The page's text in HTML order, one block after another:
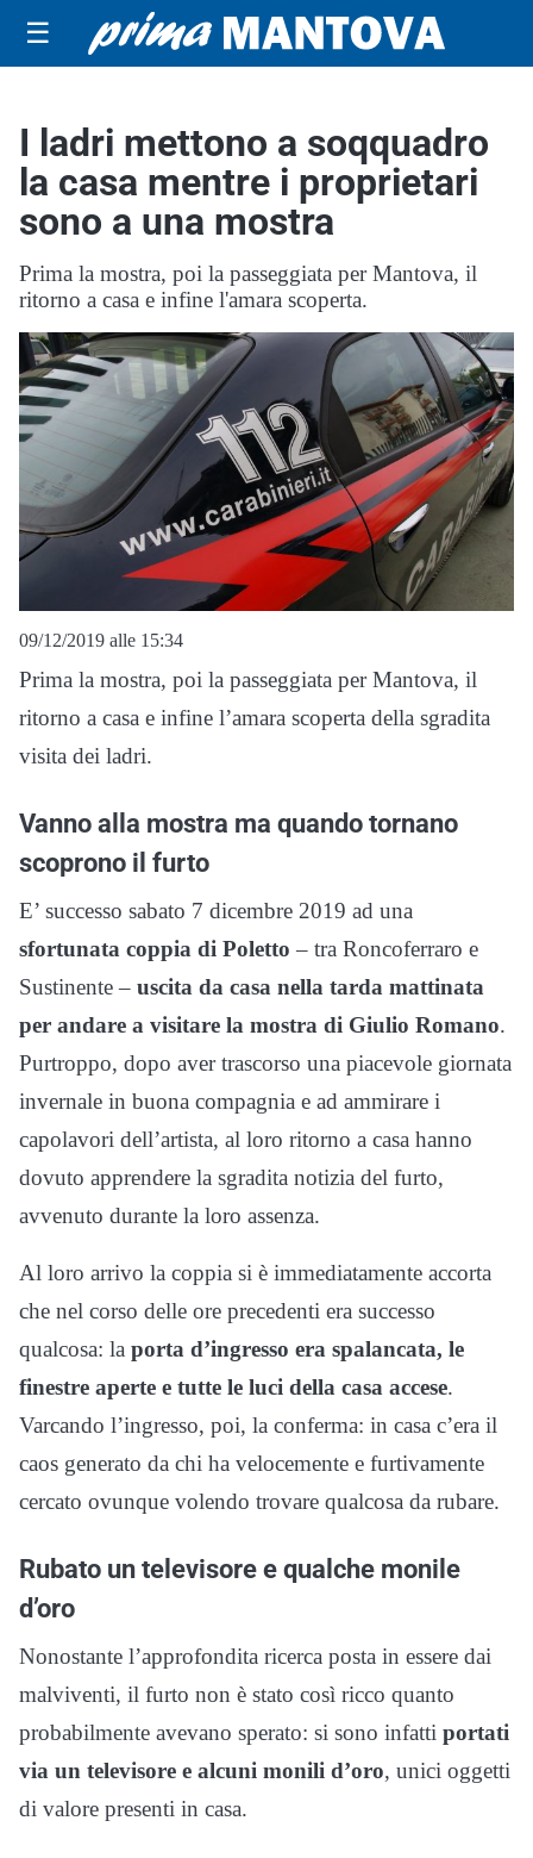
☰
I ladri mettono a soqquadro
la casa mentre i proprietari
sono a una mostra
Prima la mostra, poi la passeggiata per Mantova, il
ritorno a casa e infine l'amara scoperta.
09/12/2019 alle 15:34
Prima la mostra, poi la passeggiata per Mantova, il
ritorno a casa e infine l’amara scoperta della sgradita
visita dei ladri.
Vanno alla mostra ma quando tornano
scoprono il furto
E’ successo sabato 7 dicembre 2019 ad una
sfortunata coppia di Poletto – tra Roncoferraro e
Sustinente – uscita da casa nella tarda mattinata
per andare a visitare la mostra di Giulio Romano.
Purtroppo, dopo aver trascorso una piacevole giornata
invernale in buona compagnia e ad ammirare i
capolavori dell’artista, al loro ritorno a casa hanno
dovuto apprendere la sgradita notizia del furto,
avvenuto durante la loro assenza.
Al loro arrivo la coppia si è immediatamente accorta
che nel corso delle ore precedenti era successo
qualcosa: la porta d’ingresso era spalancata, le
finestre aperte e tutte le luci della casa accese.
Varcando l’ingresso, poi, la conferma: in casa c’era il
caos generato da chi ha velocemente e furtivamente
cercato ovunque volendo trovare qualcosa da rubare.
Rubato un televisore e qualche monile
d’oro
Nonostante l’approfondita ricerca posta in essere dai
malviventi, il furto non è stato così ricco quanto
probabilmente avevano sperato: si sono infatti portati
via un televisore e alcuni monili d’oro, unici oggetti
di valore presenti in casa.